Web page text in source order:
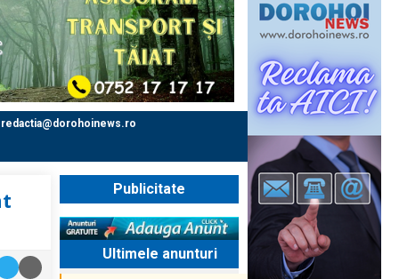
redactia@dorohoinews.ro
Publicitate
Ultimele anunturi